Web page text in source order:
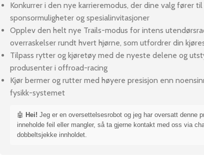
Konkurrer i den nye karrieremodus, der dine valg fører
sponsormuligheter og spesialinvitasjoner
Opplev den helt nye Trails-modus for intens
overraskelser rundt hvert hjørne, som utfordrer din
Tilpass rytter og kjøretøy med de nyeste delene og
produsenter i offroad-racing
Kjør bermer og rutter med høyere presisjon enn
fysikk-systemet
🤖 Hei! Jeg er en oversettelsesrobot og jeg har oversatt denne
inneholde feil eller mangler, så ta gjerne kontakt med oss via
dobbeltsjekke innholdet.